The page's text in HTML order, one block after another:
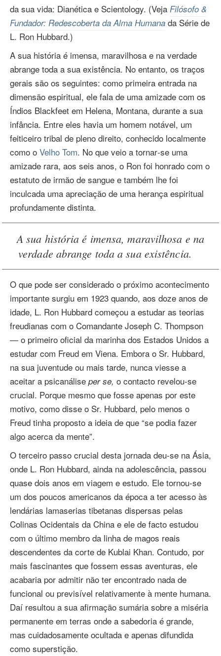
da sua vida: Dianética e Scientology. (Veja Filósofo &
Fundador: Redescoberta da Alma Humana da Série de
L. Ron Hubbard.)
A sua história é imensa, maravilhosa e na verdade
abrange toda a sua existência. No entanto, os traços
gerais são os seguintes: como primeira entrada na
dimensão espiritual, ele fala de uma amizade com os
Índios Blackfeet em Helena, Montana, durante a sua
infância. Entre eles havia um homem notável, um
feiticeiro tribal de pleno direito, conhecido localmente
como o Velho Tom. No que veio a tornar‑se uma
amizade rara, aos seis anos, o Ron foi honrado com o
estatuto de irmão de sangue e também lhe foi
inculcada uma apreciação de uma herança espiritual
profundamente distinta.
A sua história é imensa, maravilhosa e na
verdade abrange toda a sua existência.
O que pode ser considerado o próximo acontecimento
importante surgiu em 1923 quando, aos doze anos de
idade, L. Ron Hubbard começou a estudar as teorias
freudianas com o Comandante Joseph C. Thompson
— o primeiro oficial da marinha dos Estados Unidos a
estudar com Freud em Viena. Embora o Sr. Hubbard,
na sua juventude ou mais tarde, nunca viesse a
aceitar a psicanálise per se, o contacto revelou‑se
crucial. Porque mesmo que fosse apenas por este
motivo, como disse o Sr. Hubbard, pelo menos o
Freud tinha proposto a ideia de que “se podia fazer
algo acerca da mente”.
O terceiro passo crucial desta jornada deu‑se na Ásia,
onde L. Ron Hubbard, ainda na adolescência, passou
quase dois anos em viagem e estudo. Ele tornou‑se
um dos poucos americanos da época a ter acesso às
lendárias lamaserias tibetanas dispersas pelas
Colinas Ocidentais da China e ele de facto estudou
com o último membro da linha de magos reais
descendentes da corte de Kublai Khan. Contudo, por
mais fascinantes que fossem essas aventuras, ele
acabaria por admitir não ter encontrado nada de
funcional ou previsível relativamente à mente humana.
Daí resultou a sua afirmação sumária sobre a miséria
permanente em terras onde a sabedoria é grande,
mas cuidadosamente ocultada e apenas difundida
como superstição.